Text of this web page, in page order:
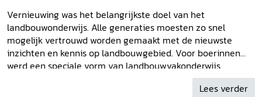
Vernieuwing was het belangrijkste doel van het
landbouwonderwijs. Alle generaties moesten zo snel
mogelijk vertrouwd worden gemaakt met de nieuwste
inzichten en kennis op landbouwgebied. Voor boerinnen
werd een speciale vorm van landbouwvakonderwijs
ontwikkeld. Margreet van der Burg beschrijft de
geschiedenis van dit onderwijs. Zij analyseert deLees verder